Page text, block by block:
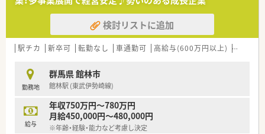
自分のペースで、着実に成長していきたいと考える方に特にオ
ススメの企業です。
■スキルアップ
クリニック受けの店舗をメインに展開しており、ご自分のペー
スでスキルアップできる環境です。
検討リストに追加
駅チカ 新卒可 転勤なし 車通勤可 高給与(600万円以上) 住宅補
勤務地
群馬県 館林市
館林駅 (東武伊勢崎線)
給与
年収750万円～780万円
月給450,000円～480,000円
※年齢・経験・能力など考慮し決定